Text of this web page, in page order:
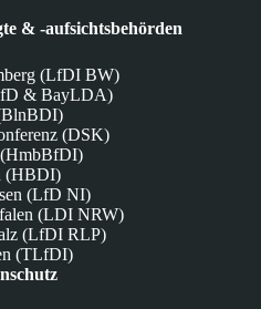
& -aufsichtsbehörden
(LfDI BW)
& BayLDA)
(DSK)
(HBDI)
(LfD NI)
(LDI NRW)
(LfDI RLP)
(TLfDI)